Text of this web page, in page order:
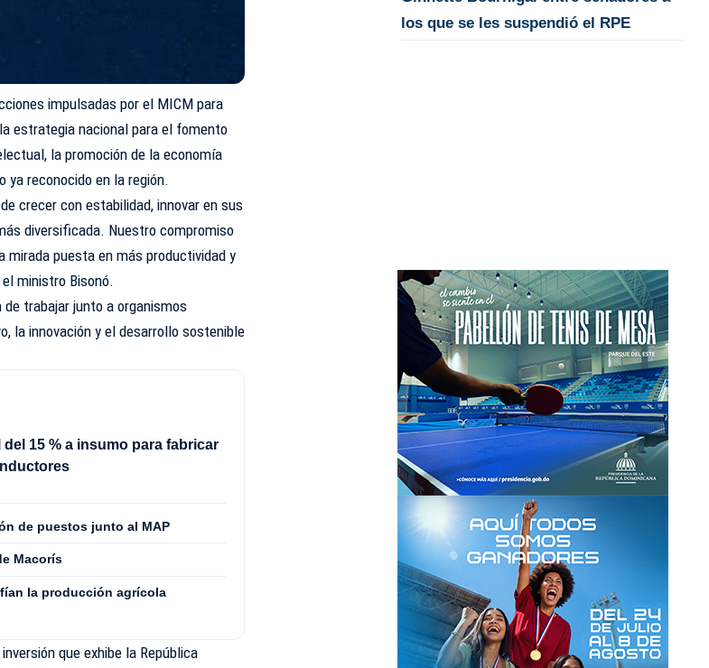
impulsadas por el MICM para
estrategia nacional para el fomento
la promoción de la economía
reconocido en la región.
crecer con estabilidad, innovar en sus
diversificada. Nuestro compromiso
mirada puesta en más productividad y
ministro Bisonó.
trabajar junto a organismos
la innovación y el desarrollo sostenible
15 % a insumo para fabricar
de puestos junto al MAP
Macorís
la producción agrícola
que exhibe la República
los que se les suspendió el RPE